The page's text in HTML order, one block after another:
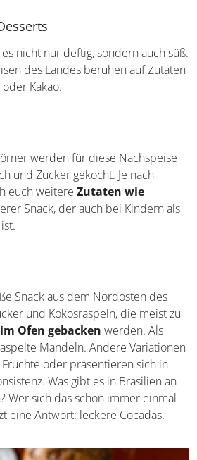
nicht nur deftig, sondern auch
des Landes beruhen auf
Kokos oder Kakao.
werden für diese Nachspeise
und Zucker gekocht. Je nach
euch weitereZutaten wie
Snack, der auch bei Kindern
ist.
Snack aus dem Nordosten des
und Kokosraspeln, die meist
im Ofen gebackenwerden. Als
Mandeln. Andere
Früchte oder
pastenartigen Konsistenz. Was
zu essen? Wer sich
gefragt hat, der hat jetzt eine